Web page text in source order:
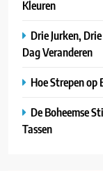
Kleuren
Drie Jurken,
Dag Veranderen
Hoe Strepen op
De Boheemse
Tassen